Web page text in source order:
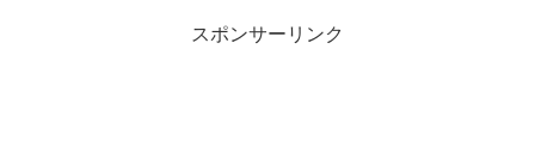
スポンサーリンク